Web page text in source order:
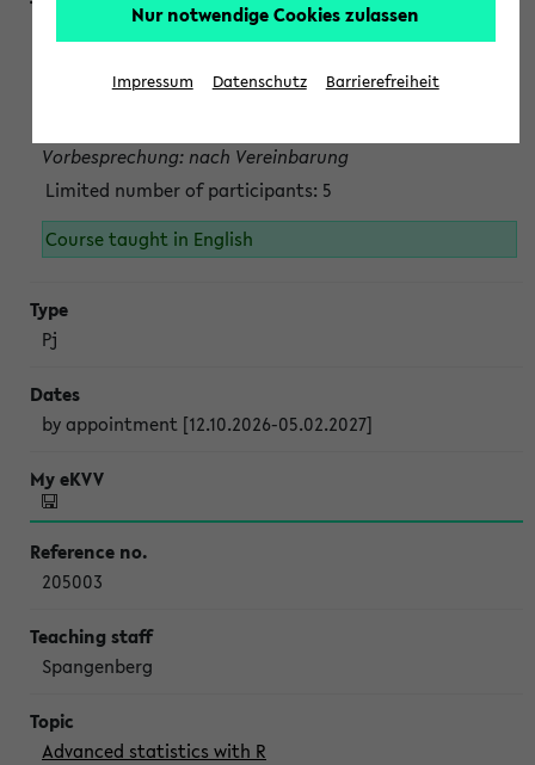
Projektmodul "Bakterielle Biotechnologie"
Persönliche Anmeldung beim Veranstalter ist unbedingt
Vorbesprechung: nach Vereinbarung
Limited number of participants: 5
Course taught in English
Pj
by appointment [12.10.2026-05.02.2027]
205003
Spangenberg
Advanced statistics with R
Nur notwendige Cookies zulassen
Impressum Datenschutz Barrierefreiheit